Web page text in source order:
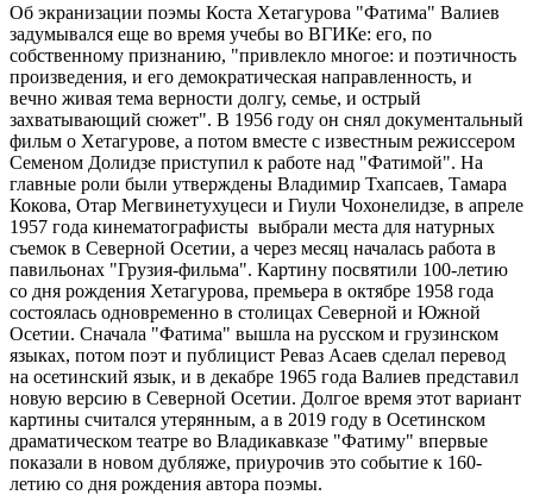
Об экранизации поэмы Коста Хетагурова "Фатима" Валиев
задумывался еще во время учебы во ВГИКе: его, по
собственному признанию, "привлекло многое: и поэтичность
произведения, и его демократическая направленность, и
вечно живая тема верности долгу, семье, и острый
захватывающий сюжет". В 1956 году он снял документальный
фильм о Хетагурове, а потом вместе с известным режиссером
Семеном Долидзе приступил к работе над "Фатимой". На
главные роли были утверждены Владимир Тхапсаев, Тамара
Кокова, Отар Мегвинетухуцеси и Гиули Чохонелидзе, в апреле
1957 года кинематографисты выбрали места для натурных
съемок в Северной Осетии, а через месяц началась работа в
павильонах "Грузия-фильма". Картину посвятили 100-летию
со дня рождения Хетагурова, премьера в октябре 1958 года
состоялась одновременно в столицах Северной и Южной
Осетии. Сначала "Фатима" вышла на русском и грузинском
языках, потом поэт и публицист Реваз Асаев сделал перевод
на осетинский язык, и в декабре 1965 года Валиев представил
новую версию в Северной Осетии. Долгое время этот вариант
картины считался утерянным, а в 2019 году в Осетинском
драматическом театре во Владикавказе "Фатиму" впервые
показали в новом дубляже, приурочив это событие к 160-
летию со дня рождения автора поэмы.